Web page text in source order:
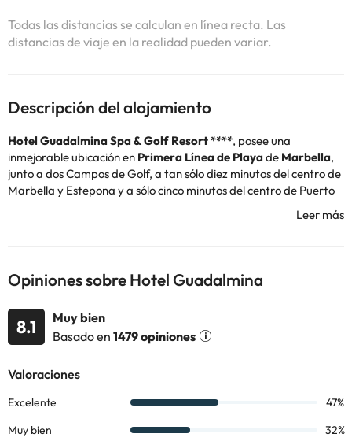
Todas las distancias se calculan en línea recta. Las
distancias de viaje en la realidad pueden variar.
Descripción del alojamiento
Hotel Guadalmina Spa & Golf Resort ****, posee una
inmejorable ubicación en Primera Línea de Playade Marbella,
junto a dos Campos de Golf, a tan sólo diez minutos del centro de
Marbella y Estepona y a sólo cinco minutos del centro de Puerto
cuentan con amplias terrazas y vistas al campo de Golf, al Jardín
o al Mar.
El hotel dispone de una amplia
restaurante Cocoa está especializado en exquisita
Mediterránea. Disfrutará de su comida mientras observa las
Mediterráneo. El restaurante Tatay está adaptado para la
gama de
platos Regionales e Internacionales
. Es de reconocido
Opiniones sobre Hotel Guadalmina
8.1
Muy bien
Basado en 1479 opiniones